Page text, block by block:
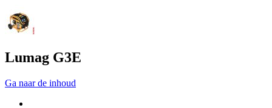
Lumag G3E
Ga naar de inhoud